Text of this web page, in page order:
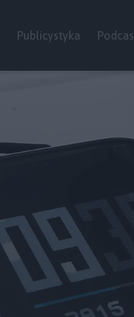
Publicystyka